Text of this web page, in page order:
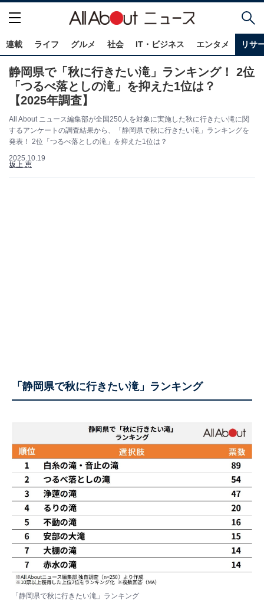
連載 ライフ グルメ 社会 IT・ビジネス エンタメ リサ
静岡県で「秋に行きたい滝」ランキング！ 2位
「つるべ落としの滝」を抑えた1位は？
【2025年調査】
All About ニュース編集部が全国250人を対象に実施した秋に行きたい滝に関
するアンケートの調査結果から、「静岡県で秋に行きたい滝」ランキングを
発表！ 2位「つるべ落としの滝」を抑えた1位は？
2025.10.19
坂上 恵
「静岡県で秋に行きたい滝」ランキング
「静岡県で秋に行きたい滝」ランキング